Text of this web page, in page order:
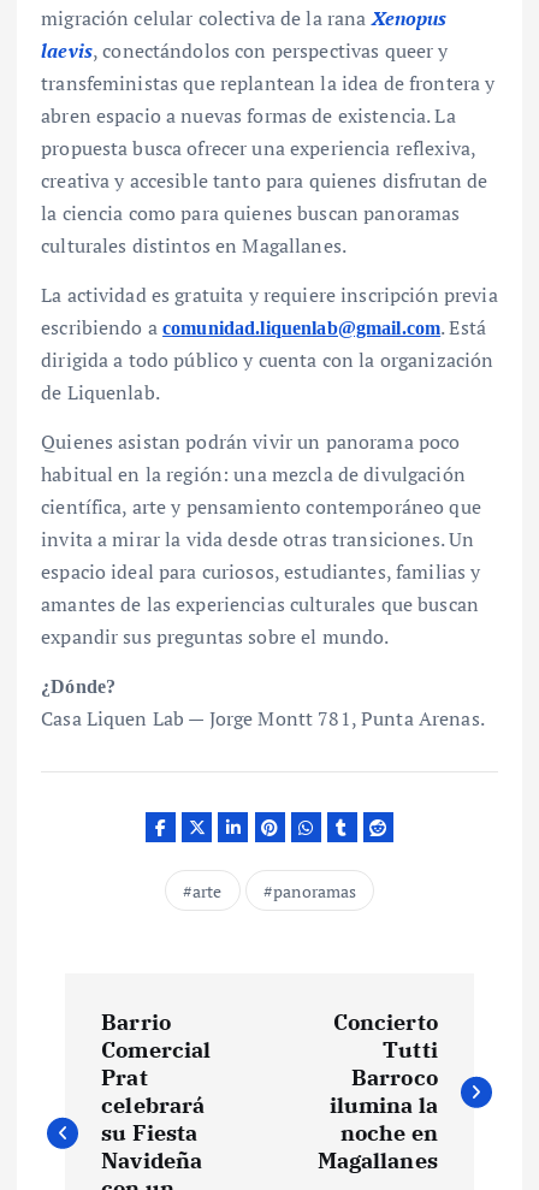
migración celular colectiva de la ranaXenopus
laevis, conectándolos con perspectivas queer y
transfeministas que replantean la idea de frontera y
abren espacio a nuevas formas de existencia. La
propuesta busca ofrecer una experiencia reflexiva,
creativa y accesible tanto para quienes disfrutan de
la ciencia como para quienes buscan panoramas
culturales distintos en Magallanes.
La actividad es gratuita y requiere inscripción previa
escribiendo acomunidad.liquenlab@gmail.com. Está
dirigida a todo público y cuenta con la organización
de Liquenlab.
Quienes asistan podrán vivir un panorama poco
habitual en la región: una mezcla de divulgación
científica, arte y pensamiento contemporáneo que
invita a mirar la vida desde otras transiciones. Un
espacio ideal para curiosos, estudiantes, familias y
amantes de las experiencias culturales que buscan
expandir sus preguntas sobre el mundo.
¿Dónde?
Casa Liquen Lab — Jorge Montt 781, Punta Arenas.
arte panoramas
v
Barrio
Comercial
Prat
celebrará
su Fiesta
Navideña
Concierto
Tutti
Barroco
ilumina la
noche en
Magallanes